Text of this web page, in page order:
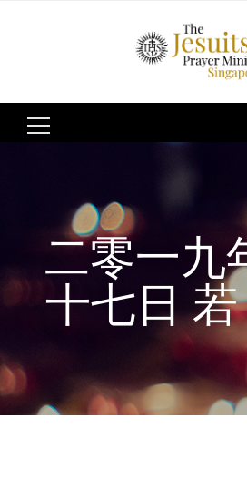
Search
二零一九
十七日 若